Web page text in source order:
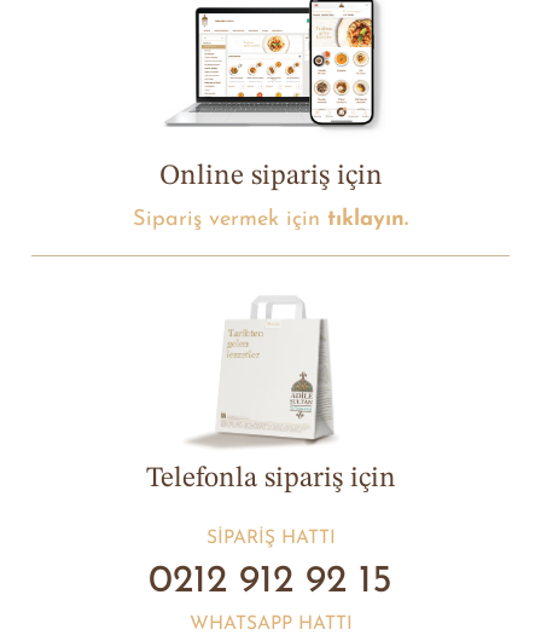
Online sipariş için
Sipariş vermek için tıklayın.
Telefonla sipariş için
SIPARIŞ HATTI
0212 912 92 15
WHATSAPP HATTI